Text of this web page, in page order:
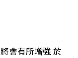
會有所增強 於